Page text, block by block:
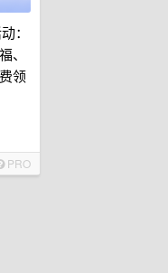
：
、
领
PRO